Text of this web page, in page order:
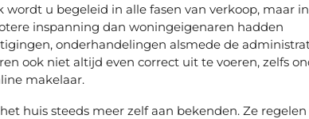
wordt u begeleid in alle fasen van verkoop, maar
inspanning dan woningeigenaren hadden
onderhandelingen alsmede de
ook niet altijd even correct uit te voeren, zelfs
makelaar.
huis steeds meer zelf aan bekenden. Ze